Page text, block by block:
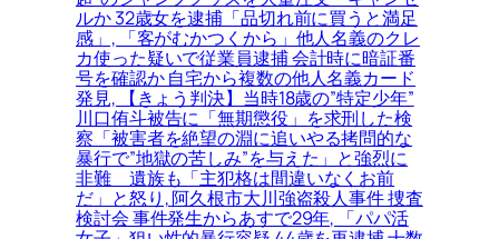
ルか 32歳女を逮捕「品切れ前に買うと満足
感」, 「客がむかつくから」他人名義のクレ
カ使った疑いで従業員逮捕 会計時に暗証番
号を確認か 自宅から複数の他人名義カード
発見, 【きょう判決】当時18歳の”特定少年”
川口侑斗被告に「無期懲役」を求刑した検
察「被害者を絶望の淵に追いやる拷問的な
暴行で”地獄の苦しみ”を与えた」と強烈に
非難＿遺族も「主犯格は間違いなくお前
だ」と怒り, 阿久根市大川強盗殺人事件 捜査
検討会 事件発生からあすで29年, 「パパ活